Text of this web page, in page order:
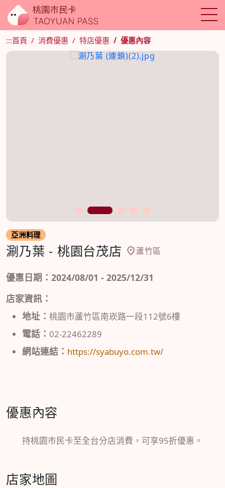
:::首頁 消費優惠 特店優惠 優惠內容
1 2 3 4 5
亞洲料理
涮乃葉 - 桃園台茂店 蘆竹區
優惠日期：2024/08/01 - 2025/12/31
店家資訊：
地址： 桃園市蘆竹區南崁路一段112號6樓
電話： 02-22462289
網站連結： https://syabuyo.com.tw/
優惠內容
持桃園市民卡至全台分店消費，可享95折優惠。
店家地圖